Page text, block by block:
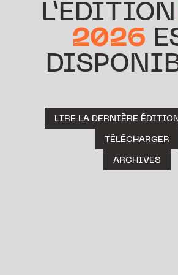
L’ÉDITION
2026
LIRE LA DERNIÈRE
TÉLÉCHARGER
ARCHIVES